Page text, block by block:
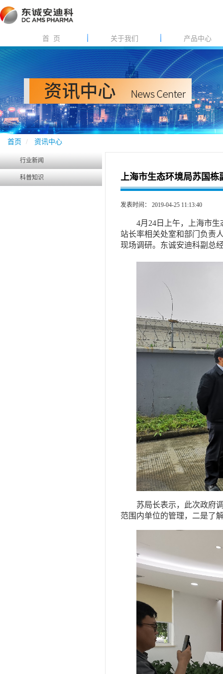
首 页 关于我们 产品中心
首页 资讯中心
行业新闻
科普知识 上海市生态环境局苏国栋
发表时间： 2019-04-25 11:13:40
4月24日上午，上海市
站长率相关处室和部门负责
现场调研。东诚安迪科副总
苏局长表示，此次政府
范围内单位的管理，二是了